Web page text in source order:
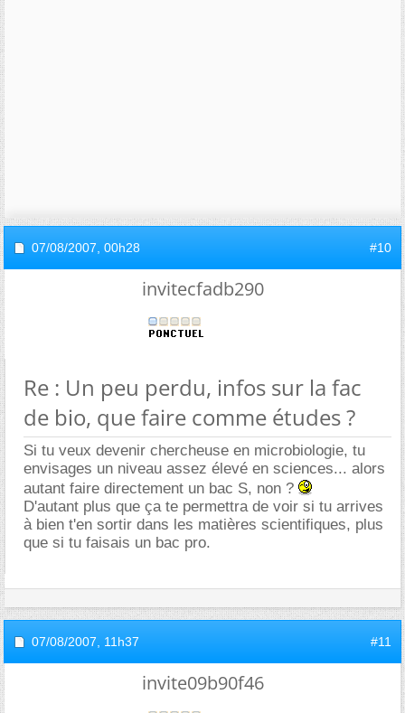
07/08/2007, 00h28 #10
invitecfadb290
Re : Un peu perdu, infos sur la fac
de bio, que faire comme études ?
Si tu veux devenir chercheuse en microbiologie, tu
envisages un niveau assez élevé en sciences... alors
autant faire directement un bac S, non ?
D'autant plus que ça te permettra de voir si tu arrives
à bien t'en sortir dans les matières scientifiques, plus
que si tu faisais un bac pro.
07/08/2007, 11h37 #11
invite09b90f46